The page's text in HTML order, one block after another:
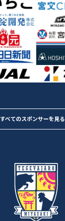
すべてのスポンサーを見る